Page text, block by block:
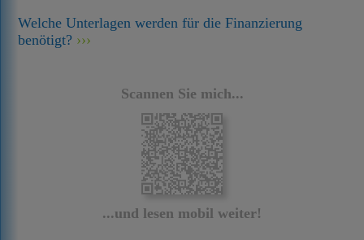
Welche Unterlagen werden für die Finanzierung
benötigt?
Scannen Sie mich...
...und lesen mobil weiter!